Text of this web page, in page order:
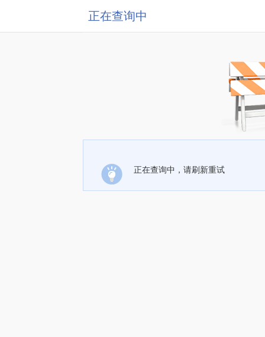
正在查询中
正在查询中，请刷新重试